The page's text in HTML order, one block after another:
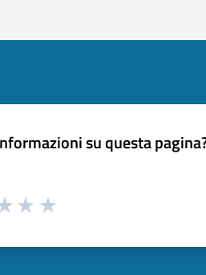
su questa